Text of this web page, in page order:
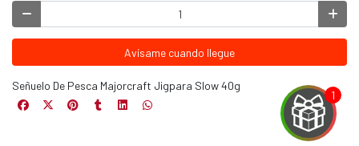
Avísame cuando llegue
Señuelo De Pesca Majorcraft Jigpara Slow 40g